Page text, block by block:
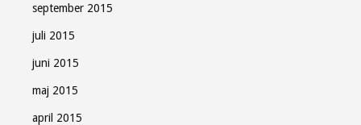
september 2015
juli 2015
juni 2015
maj 2015
april 2015